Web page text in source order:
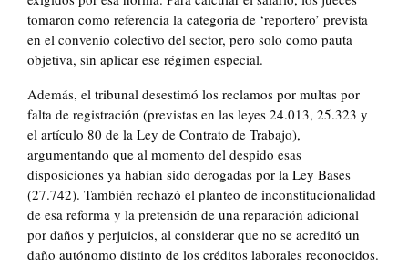
tomaron como referencia la categoría de ‘reportero’ prevista
en el convenio colectivo del sector, pero solo como pauta
objetiva, sin aplicar ese régimen especial.
Además, el tribunal desestimó los reclamos por multas por
falta de registración (previstas en las leyes 24.013, 25.323 y
el artículo 80 de la Ley de Contrato de Trabajo),
argumentando que al momento del despido esas
disposiciones ya habían sido derogadas por la Ley Bases
(27.742). También rechazó el planteo de inconstitucionalidad
de esa reforma y la pretensión de una reparación adicional
por daños y perjuicios, al considerar que no se acreditó un
daño autónomo distinto de los créditos laborales reconocidos.